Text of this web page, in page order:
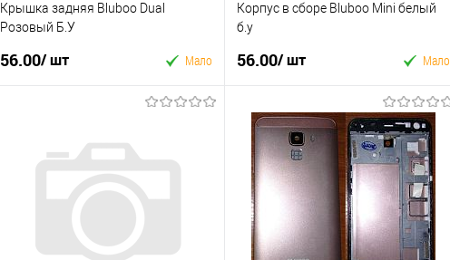
Крышка задняя Bluboo Dual
Pозовый Б.У
56.00/ шт Мало
Купити в 1 клік
У вибране
До
порівняння
Корпус в сборе Bluboo Mini белый
б.у
56.00/ шт Мало
У кошик
Купити в 1 клік
У вибране
До
порівняння